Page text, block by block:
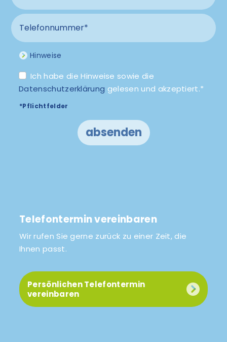
Telefonnummer
Hinweise
Ich habe die Hinweise sowie die
Datenschutzerklärung gelesen und akzeptiert.*
*Pflichtfelder
absenden
Telefontermin vereinbaren
Wir rufen Sie gerne zurück zu einer Zeit, die
Ihnen passt.
Persönlichen Telefontermin
vereinbaren